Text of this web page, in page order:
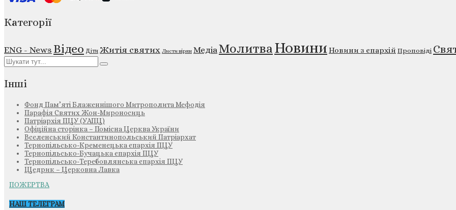
Категорії
ENG - News Відео Діти Житія святих Листи вірян МедіаМолитваНовиниНовини з єпархій Проповіді
Інші
Фонд Пам’яті Блаженнішого Митрополита Мефодія
Парафія Святих Жон-Мироносиць
Патріархія ПЦУ (УАПЦ)
Офіційна сторінка – Помісна Церква України
Вселенський Константинопольський Патріархат
Тернопільсько-Кременецька єпархія ПЦУ
Тернопільсько-Бучацька єпархія ПЦУ
Тернопільсько-Теребовлянська єпархія ПЦУ
Щедрик – Церковна Лавка
ПОЖЕРТВА
НАШ ТЕЛЕГРАМ